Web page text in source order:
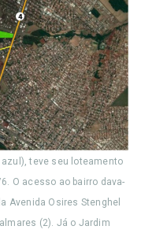
azul), teve seu loteamento
O acesso ao bairro dava-
Avenida Osires Stenghel
(2). Já o Jardim